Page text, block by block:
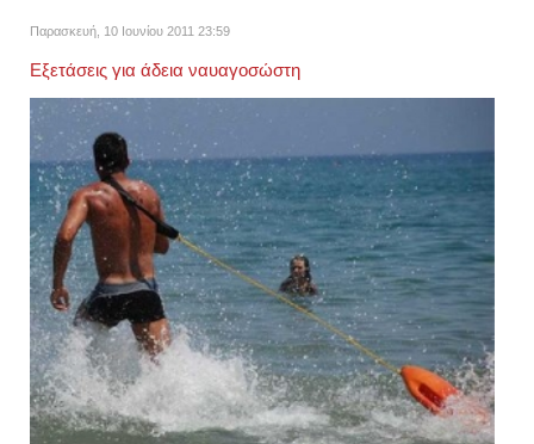
Παρασκευή, 10 Ιουνίου 2011 23:59
Εξετάσεις για άδεια ναυαγοσώστη